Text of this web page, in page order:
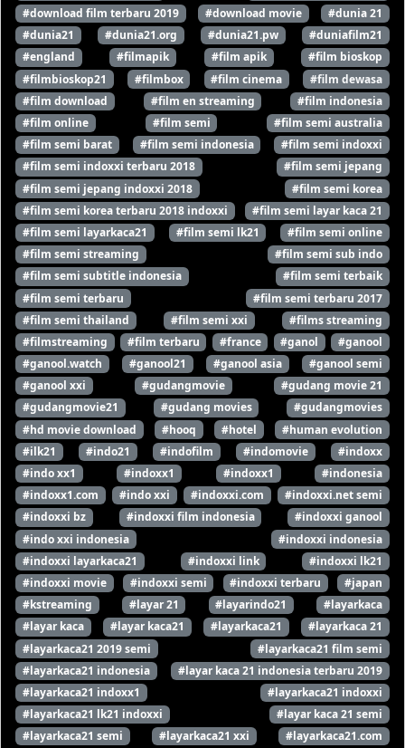
#download film terbaru 2019
#download movie
#dunia 21
#dunia21
#dunia21.org #dunia21.pw
#duniafilm21
#england
#filmapik #film apik
#film bioskop
#filmbioskop21
#filmbox #film cinema
#film dewasa
#film download
#film en streaming
#film indonesia
#film online
#film semi
#film semi australia
#film semi barat
#film semi indonesia
#film semi indoxxi
#film semi indoxxi terbaru 2018
#film semi jepang
#film semi jepang indoxxi 2018
#film semi korea
#film semi korea terbaru 2018 indoxxi
#film semi layar kaca 21
#film semi layarkaca21
#film semi lk21
#film semi online
#film semi streaming
#film semi sub indo
#film semi subtitle indonesia
#film semi terbaik
#film semi terbaru
#film semi terbaru 2017
#film semi thailand
#film semi xxi
#films streaming
#filmstreaming
#film terbaru #france #ganol
#ganool
#ganool.watch
#ganool21 #ganool asia
#ganool semi
#ganool xxi
#gudangmovie
#gudang movie 21
#gudangmovie21
#gudang movies
#gudangmovies
#hd movie download
#hooq #hotel
#human evolution
#ilk21
#indo21 #indofilm #indomovie
#indoxx
#indo xx1
#indoxx1 #indoxx1
#indonesia
#indoxx1.com
#indo xxi #indoxxi.com
#indoxxi.net semi
#indoxxi bz
#indoxxi film indonesia
#indoxxi ganool
#indo xxi indonesia
#indoxxi indonesia
#indoxxi layarkaca21
#indoxxi link
#indoxxi lk21
#indoxxi movie
#indoxxi semi #indoxxi terbaru
#japan
#kstreaming
#layar 21 #layarindo21
#layarkaca
#layar kaca
#layar kaca21 #layarkaca21
#layarkaca 21
#layarkaca21 2019 semi
#layarkaca21 film semi
#layarkaca21 indonesia
#layar kaca 21 indonesia terbaru 2019
#layarkaca21 indoxx1
#layarkaca21 indoxxi
#layarkaca21 lk21 indoxxi
#layar kaca 21 semi
#layarkaca21 semi
#layarkaca21 xxi
#layarkaca21.com